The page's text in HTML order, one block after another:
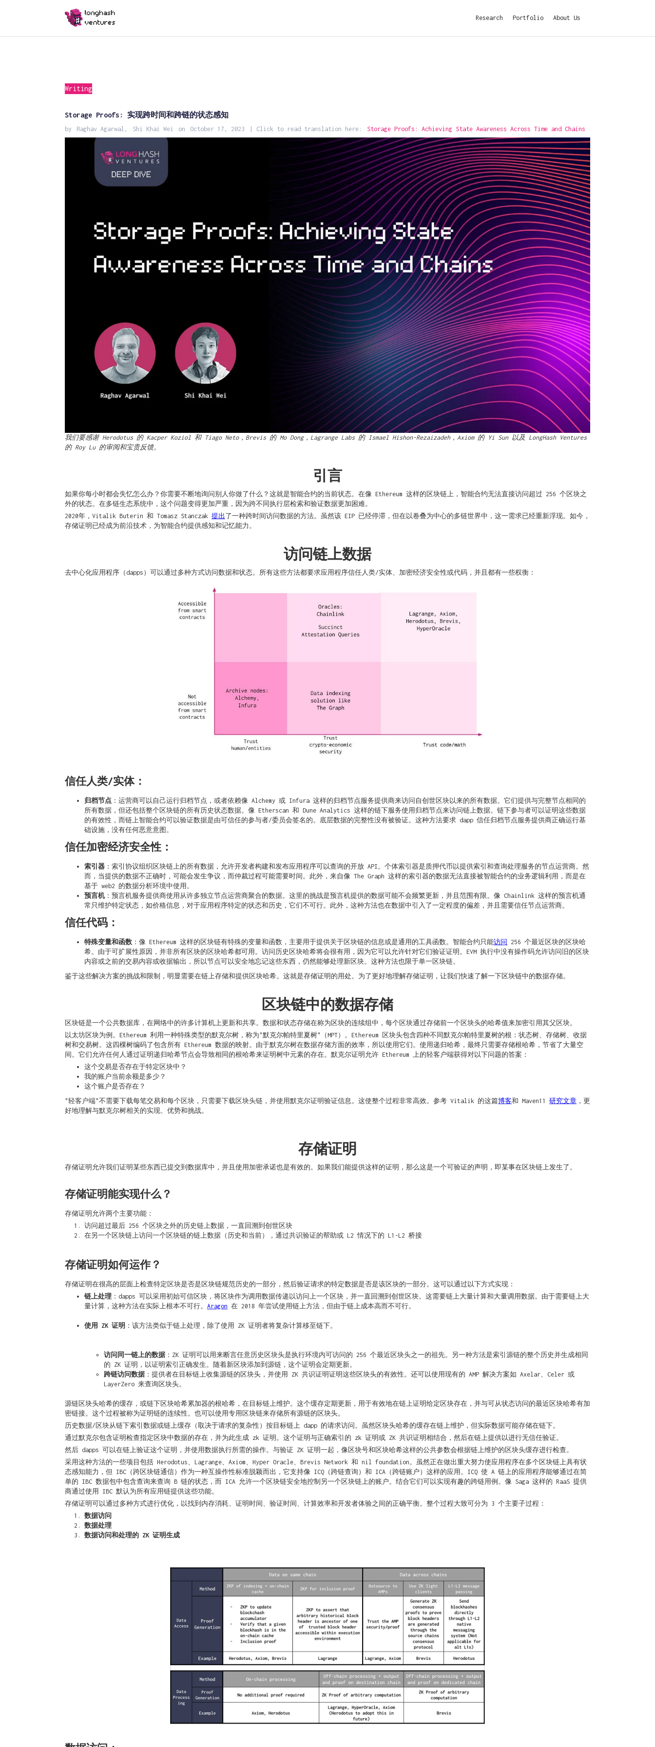
Research Portfolio About Us
Writing
Storage Proofs: 实现跨时间和跨链的状态感知
by Raghav Agarwal , Shi Khai Wei on October 17, 2023 | Click to read translation here: Storage Proofs: Achieving State Awareness Across Time and Chains
我们要感谢 Herodotus 的 Kacper Koziol 和 Tiago Neto，Brevis 的 Mo Dong，Lagrange Labs 的 Ismael Hishon-Rezaizadeh，Axiom 的 Yi Sun 以及 LongHash Ventures
的 Roy Lu 的审阅和宝贵反馈。
引言
如果你每小时都会失忆怎么办？你需要不断地询问别人你做了什么？这就是智能合约的当前状态。在像 Ethereum 这样的区块链上，智能合约无法直接访问超过 256 个区块之
外的状态。在多链生态系统中，这个问题变得更加严重，因为跨不同执行层检索和验证数据更加困难。
2020年，Vitalik Buterin 和 Tomasz Stanczak 提出 了一种跨时间访问数据的方法。虽然该 EIP 已经停滞，但在以卷叠为中心的多链世界中，这一需求已经重新浮现。如今，
存储证明已经成为前沿技术，为智能合约提供感知和记忆能力。
访问链上数据
去中心化应用程序（dapps）可以通过多种方式访问数据和状态。所有这些方法都要求应用程序信任人类/实体、加密经济安全性或代码，并且都有一些权衡：
信任人类/实体：
归档节点 ：运营商可以自己运行归档节点，或者依赖像 Alchemy 或 Infura 这样的归档节点服务提供商来访问自创世区块以来的所有数据。它们提供与完整节点相同的
所有数据，但还包括整个区块链的所有历史状态数据。像 Etherscan 和 Dune Analytics 这样的链下服务使用归档节点来访问链上数据。链下参与者可以证明这些数据
的有效性，而链上智能合约可以验证数据是由可信任的参与者/委员会签名的。底层数据的完整性没有被验证。这种方法要求 dapp 信任归档节点服务提供商正确运行基
础设施，没有任何恶意意图。
信任加密经济安全性：
索引器 ：索引协议组织区块链上的所有数据，允许开发者构建和发布应用程序可以查询的开放 API。个体索引器是质押代币以提供索引和查询处理服务的节点运营商。然
而，当提供的数据不正确时，可能会发生争议，而仲裁过程可能需要时间。此外，来自像 The Graph 这样的索引器的数据无法直接被智能合约的业务逻辑利用，而是在
基于 web2 的数据分析环境中使用。
预言机：预言机服务提供商使用从许多独立节点运营商聚合的数据。这里的挑战是预言机提供的数据可能不会频繁更新，并且范围有限。像 Chainlink 这样的预言机通
常只维护特定状态，如价格信息，对于应用程序特定的状态和历史，它们不可行。此外，这种方法也在数据中引入了一定程度的偏差，并且需要信任节点运营商。
信任代码：
特殊变量和函数 ：像 Ethereum 这样的区块链有特殊的变量和函数，主要用于提供关于区块链的信息或是通用的工具函数。智能合约只能访问 256 个最近区块的区块哈
希。由于可扩展性原因，并非所有区块的区块哈希都可用。访问历史区块哈希将会很有用，因为它可以允许针对它们验证证明。EVM 执行中没有操作码允许访问旧的区块
内容或之前的交易内容或收据输出，所以节点可以安全地忘记这些东西，仍然能够处理新区块。这种方法也限于单一区块链。
鉴于这些解决方案的挑战和限制，明显需要在链上存储和提供区块哈希。这就是存储证明的用处。为了更好地理解存储证明，让我们快速了解一下区块链中的数据存储。
区块链中的数据存储
区块链是一个公共数据库，在网络中的许多计算机上更新和共享。数据和状态存储在称为区块的连续组中，每个区块通过存储前一个区块头的哈希值来加密引用其父区块。
以太坊区块为例。Ethereum 利用一种特殊类型的默克尔树，称为"默克尔帕特里夏树"（MPT）。Ethereum 区块头包含四种不同默克尔帕特里夏树的根：状态树、存储树、收据
树和交易树。这四棵树编码了包含所有 Ethereum 数据的映射。由于默克尔树在数据存储方面的效率，所以使用它们。使用递归哈希，最终只需要存储根哈希，节省了大量空
间。它们允许任何人通过证明递归哈希节点会导致相同的根哈希来证明树中元素的存在。默克尔证明允许 Ethereum 上的轻客户端获得对以下问题的答案：
这个交易是否存在于特定区块中？
我的账户当前余额是多少？
这个账户是否存在？
"轻客户端"不需要下载每笔交易和每个区块，只需要下载区块头链，并使用默克尔证明验证信息。这使整个过程非常高效。参考 Vitalik 的这篇博客和 Maven11 研究文章 ，更
好地理解与默克尔树相关的实现、优势和挑战。
存储证明
存储证明允许我们证明某些东西已提交到数据库中，并且使用加密承诺也是有效的。如果我们能提供这样的证明，那么这是一个可验证的声明，即某事在区块链上发生了。
存储证明能实现什么？
存储证明允许两个主要功能：
访问超过最后 256 个区块之外的历史链上数据，一直回溯到创世区块
在另一个区块链上访问一个区块链的链上数据（历史和当前），通过共识验证的帮助或 L2 情况下的 L1-L2 桥接
存储证明如何运作？
存储证明在很高的层面上检查特定区块是否是区块链规范历史的一部分，然后验证请求的特定数据是否是该区块的一部分。这可以通过以下方式实现：
链上处理 ：dapps 可以采用初始可信区块，将区块作为调用数据传递以访问上一个区块，并一直回溯到创世区块。这需要链上大量计算和大量调用数据。由于需要链上大
量计算，这种方法在实际上根本不可行。 Aragon 在 2018 年尝试使用链上方法，但由于链上成本高而不可行。
使用 ZK 证明 ：该方法类似于链上处理，除了使用 ZK 证明者将复杂计算移至链下。
访问同一链上的数据 ：ZK 证明可以用来断言任意历史区块头是执行环境内可访问的 256 个最近区块头之一的祖先。另一种方法是索引源链的整个历史并生成相同
的 ZK 证明，以证明索引正确发生。随着新区块添加到源链，这个证明会定期更新。
跨链访问数据 ：提供者在目标链上收集源链的区块头，并使用 ZK 共识证明证明这些区块头的有效性。还可以使用现有的 AMP 解决方案如 Axelar、Celer 或
LayerZero 来查询区块头。
源链区块头哈希的缓存，或链下区块哈希累加器的根哈希，在目标链上维护。这个缓存定期更新，用于有效地在链上证明给定区块存在，并与可从状态访问的最近区块哈希有加
密链接。这个过程被称为证明链的连续性。也可以使用专用区块链来存储所有源链的区块头。
历史数据/区块从链下索引数据或链上缓存（取决于请求的复杂性）按目标链上 dapp 的请求访问。虽然区块头哈希的缓存在链上维护，但实际数据可能存储在链下。
通过默克尔包含证明检查指定区块中数据的存在，并为此生成 zk 证明。这个证明与正确索引的 zk 证明或 ZK 共识证明相结合，然后在链上提供以进行无信任验证。
然后 dapps 可以在链上验证这个证明，并使用数据执行所需的操作。与验证 ZK 证明一起，像区块号和区块哈希这样的公共参数会根据链上维护的区块头缓存进行检查。
采用这种方法的一些项目包括 Herodotus、Lagrange、Axiom、Hyper Oracle、Brevis Network 和 nil foundation。虽然正在做出重大努力使应用程序在多个区块链上具有状
态感知能力，但 IBC（跨区块链通信）作为一种互操作性标准脱颖而出，它支持像 ICQ（跨链查询）和 ICA（跨链账户）这样的应用。ICQ 使 A 链上的应用程序能够通过在简
单的 IBC 数据包中包含查询来查询 B 链的状态，而 ICA 允许一个区块链安全地控制另一个区块链上的账户。结合它们可以实现有趣的跨链用例。像 Saga 这样的 RaaS 提供
商通过使用 IBC 默认为所有应用链提供这些功能。
存储证明可以通过多种方式进行优化，以找到内存消耗、证明时间、验证时间、计算效率和开发者体验之间的正确平衡。整个过程大致可分为 3 个主要子过程：
数据访问
数据处理
数据访问和处理的 ZK 证明生成